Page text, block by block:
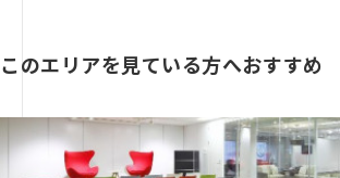
このエリアを見ている方へおすすめ